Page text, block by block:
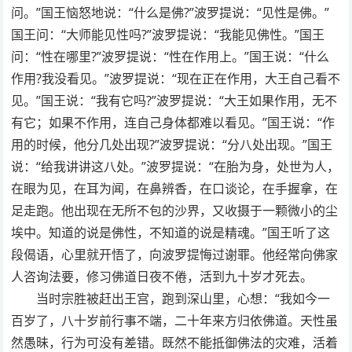
问。”国王恼怒地说：“什么是佛?”波罗提说：“见性是佛。”
国王问：“大师能见性吗?”波罗提说：“我能见佛性。”国王
问：“性在哪里?”波罗提说：“性在作用上。”国王说：“什么
作用?我没看见。”波罗提说：“现在正在作用，大王自己看不
见。”国王说：“我有它吗?”波罗提说：“大王如果作用，无不
有它；如果不作用，连自己身体都难以看见。”国王说：“作
用的时候，他分几处出现?”波罗提说：“分八处出现。”国王
说：“给我讲讲这八处。”波罗提说：“在胎为身，处世为人，
在眼为见，在耳为闻，在鼻辨香，在口谈论，在手握拿，在
足走跑。他出现在无所不包的沙界，又收摄于一颗微小的尘
埃中。知道的说是佛性，不知道的说是精魂。”国王听了这
段偈语，心里就开悟了，向波罗提悔过谢罪。他经常向佛家
人咨询法要，修习佛道日夜不倦，活到九十岁才死去。
当时宗胜被赶出王宫，跑到深山里，心想：“我如今一
百岁了，八十岁前行事不端，二十年来方归依佛道。天性虽
然愚昧，行为可没有差错。既然不能抵御佛法的灾难，活着